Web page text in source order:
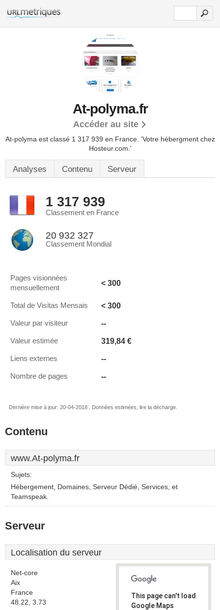
At-polyma.fr
Accéder au site
At-polyma est classé 1 317 939 en France. 'Votre hébergment chez
Hosteur.com.'
Analyses Contenu Serveur
1 317 939
Classement en France
20 932 327
Classement Mondial
Pages visionnées
mensuellement
< 300
Total de Visitas Mensais < 300
Valeur par visiteur --
Valeur estimée 319,84 €
Liens externes --
Nombre de pages --
Dernière mise à jour: 20-04-2018 . Données estimées, lire la décharge.
Contenu
www.At-polyma.fr
Sujets:
Hébergement, Domaines, Serveur Dédié, Services, et
Teamspeak.
Serveur
Localisation du serveur
Net-core
Aix
France
48.22, 3.73
This page can't load
Google Maps